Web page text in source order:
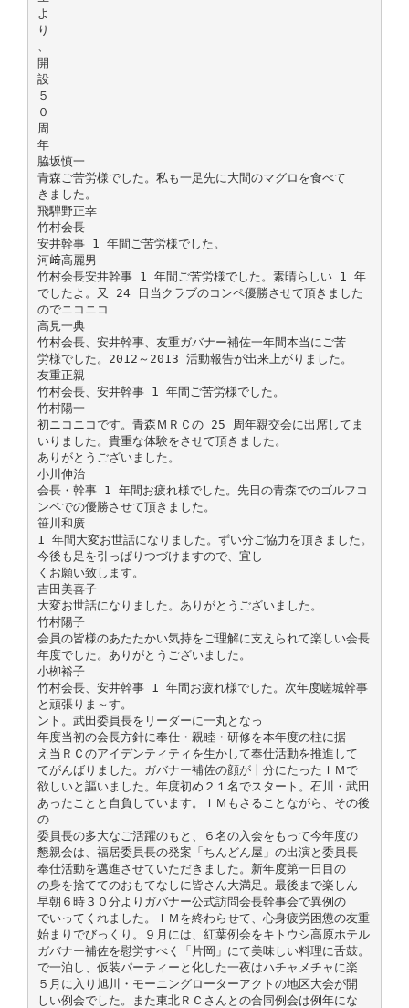
よ
り
開
設
５
０
周
年
脇坂慎一
青森ご苦労様でした。私も一足先に大間のマグロを食べて
きました。
飛騨野正幸
竹村会長
安井幹事 1 年間ご苦労様でした。
河﨑高麗男
竹村会長安井幹事 1 年間ご苦労様でした。素晴らしい 1 年
でしたよ。又 24 日当クラブのコンペ優勝させて頂きました
のでニコニコ
高見一典
竹村会長、安井幹事、友重ガバナー補佐一年間本当にご苦
労様でした。2012～2013 活動報告が出来上がりました。
友重正親
竹村会長、安井幹事 1 年間ご苦労様でした。
竹村陽一
初ニコニコです。青森ＭＲＣの 25 周年親交会に出席してま
いりました。貴重な体験をさせて頂きました。
ありがとうございました。
小川伸治
会長・幹事 1 年間お疲れ様でした。先日の青森でのゴルフコ
ンペでの優勝させて頂きました。
笹川和廣
1 年間大変お世話になりました。ずい分ご協力を頂きました。
今後も足を引っぱりつづけますので、宜し
くお願い致します。
吉田美喜子
大変お世話になりました。ありがとうございました。
竹村陽子
会員の皆様のあたたかい気持をご理解に支えられて楽しい会長
年度でした。ありがとうございました。
小栁裕子
竹村会長、安井幹事 1 年間お疲れ様でした。次年度嵯城幹事
と頑張りま～す。
ント。武田委員長をリーダーに一丸となっ
年度当初の会長方針に奉仕・親睦・研修を本年度の柱に据
え当ＲＣのアイデンティティを生かして奉仕活動を推進して
てがんばりました。ガバナー補佐の顔が十分にたったＩＭで
欲しいと謳いました。年度初め２１名でスタート。石川・武田
あったことと自負しています。ＩＭもさることながら、その後
の
委員長の多大なご活躍のもと、６名の入会をもって今年度の
懇親会は、福居委員長の発案「ちんどん屋」の出演と委員長
奉仕活動を邁進させていただきました。新年度第一日目の
の身を捨ててのおもてなしに皆さん大満足。最後まで楽しん
早朝６時３０分よりガバナー公式訪問会長幹事会で異例の
でいってくれました。ＩＭを終わらせて、心身疲労困憊の友重
始まりでびっくり。９月には、紅葉例会をキトウシ高原ホテル
ガバナー補佐を慰労すべく「片岡」にて美味しい料理に舌鼓。
で一泊し、仮装パーティーと化した一夜はハチャメチャに楽
５月に入り旭川・モーニングローターアクトの地区大会が開
しい例会でした。また東北ＲＣさんとの合同例会は例年にな